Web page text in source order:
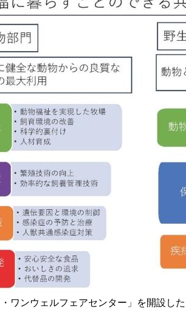
ンウェルフェアセンター」を開設し